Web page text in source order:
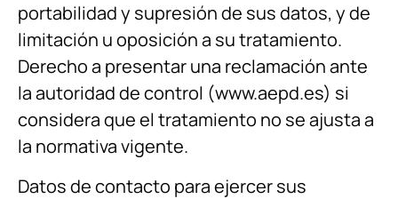
portabilidad y supresión de sus datos, y de
limitación u oposición a su tratamiento.
Derecho a presentar una reclamación ante
la autoridad de control (www.aepd.es) si
considera que el tratamiento no se ajusta a
la normativa vigente.
Datos de contacto para ejercer sus